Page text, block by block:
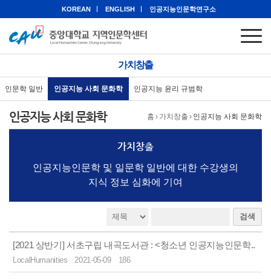
KOREAN ENGLISH 인공지능인문학연구소
가치창출
인문학 일반 인공지능 사회 문화학 인공지능 윤리 규범학
홈 › 가치창출 › 인공지능 사회 문화학
인공지능 사회 문화학
가치창출
인공지능인문학 및 일문학 일반에 대한 수강생의
지식 정보 심화에 기여
검색
[2021 상반기] 서초구립 내곡도서관 : <청소년 인공지능인문학..
LocalHumanities 2021-05-09 186